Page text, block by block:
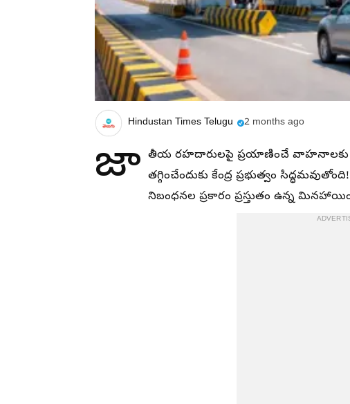
Hindustan Times Telugu 2 months ago
జా తీయ రహదారులపై ప్రయాణించే
తగ్గించేందుకు కేంద్ర ప్రభుత్వం
నిబంధనల ప్రకారం ప్రస్తుతం ఉన్న